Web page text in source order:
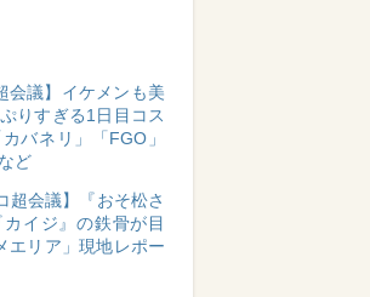
会議】イケメンも美
りすぎる1日目コス
バネリ」「FGO」
ど
超会議】『おそ松さ
イジ』の鉄骨が目
エリア」現地レポー